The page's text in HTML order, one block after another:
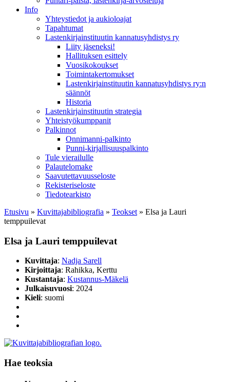
Info
Yhteystiedot ja aukioloajat
Tapahtumat
Lastenkirjainstituutin kannatusyhdistys ry
Liity jäseneksi!
Hallituksen esittely
Vuosikokoukset
Toimintakertomukset
Lastenkirjainstituutin kannatusyhdistys ry:n
säännöt
Historia
Lastenkirjainstituutin strategia
Yhteistyökumppanit
Palkinnot
Onnimanni-palkinto
Punni-kirjallisuuspalkinto
Tule vierailulle
Palautelomake
Saavutettavuusseloste
Rekisteriseloste
Tiedotearkisto
Etusivu » Kuvittaja­bibliografia » Teokset » Elsa ja Lauri
temppuilevat
Elsa ja Lauri temppuilevat
Kuvittaja: Nadja Sarell
Kirjoittaja: Rahikka, Kerttu
Kustantaja: Kustannus-Mäkelä
Julkaisuvuosi: 2024
Kieli: suomi
Hae teoksia